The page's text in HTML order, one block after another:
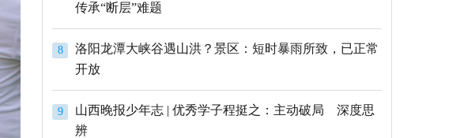
传承“断层”难题
8
洛阳龙潭大峡谷遇山洪？景区：短时暴雨所致，已正常
开放
9
山西晚报少年志 | 优秀学子程挺之：主动破局 深度思
辨